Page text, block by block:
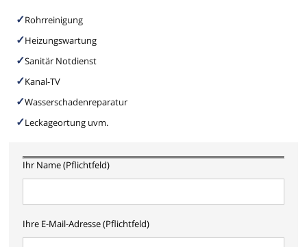
Rohrreinigung
Heizungswartung
Sanitär Notdienst
Kanal-TV
Wasserschadenreparatur
Leckageortung uvm.
Ihr Name (Pflichtfeld)
Ihre E-Mail-Adresse (Pflichtfeld)